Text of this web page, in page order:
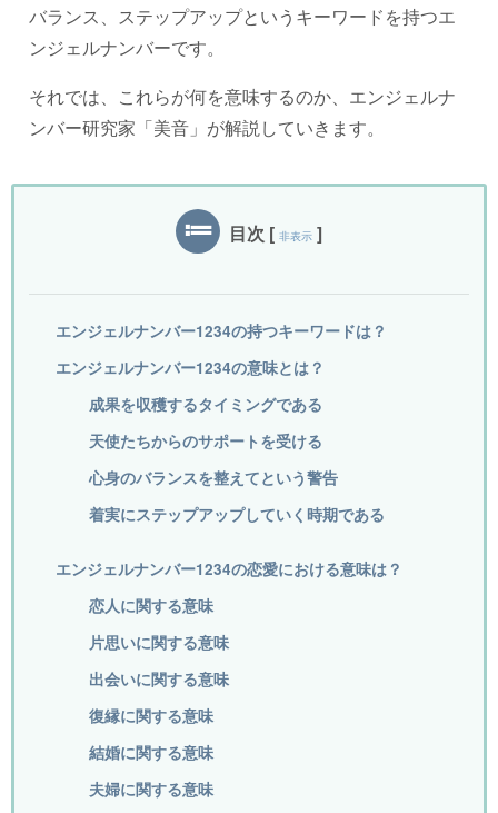
バランス、ステップアップというキーワードを持つエ
ンジェルナンバーです。
それでは、これらが何を意味するのか、エンジェルナ
ンバー研究家「美音」が解説していきます。
目次 [ 非表示 ]
エンジェルナンバー1234の持つキーワードは？
エンジェルナンバー1234の意味とは？
成果を収穫するタイミングである
天使たちからのサポートを受ける
心身のバランスを整えてという警告
着実にステップアップしていく時期である
エンジェルナンバー1234の恋愛における意味は？
恋人に関する意味
片思いに関する意味
出会いに関する意味
復縁に関する意味
結婚に関する意味
夫婦に関する意味